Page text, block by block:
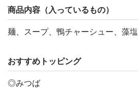
商品内容（入っているもの）
麺、スープ、鴨チャーシュー、藻塩
おすすめトッピング
◎みつば